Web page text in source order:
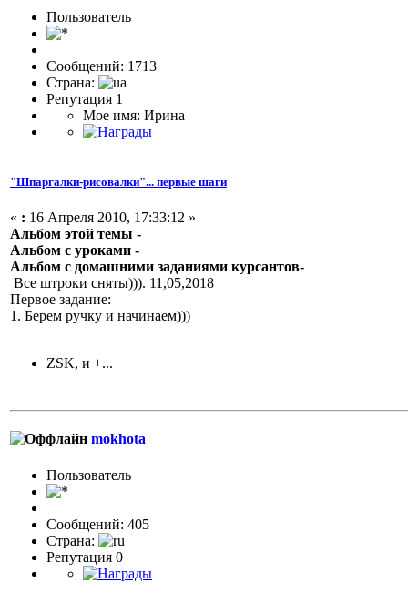
Пользовaтeль
Сообщений: 1713
Страна:
Репутация 1
Мое имя: Ирина
"Шпаргалки-рисовалки"... первые шаги
« : 16 Апреля 2010, 17:33:12 »
Альбом этой темы -
Альбом с уроками -
Альбом с домашними заданиями курсантов-
Все штроки сняты))). 11,05,2018
Первое задание:
1. Берем ручку и начинаем)))
ZSK, и +...
mokhota
Пользовaтeль
Сообщений: 405
Страна:
Репутация 0